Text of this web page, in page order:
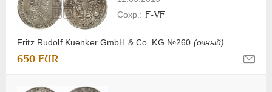
Fritz Rudolf Kuenker GmbH & Co. KG №260 (очный)
F-VF
650 EUR